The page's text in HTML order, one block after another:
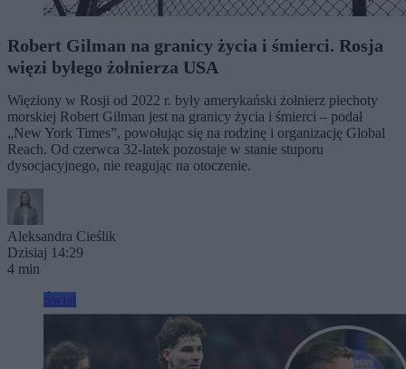
Robert Gilman na granicy życia i śmierci. Rosja
więzi byłego żołnierza USA
Więziony w Rosji od 2022 r. były amerykański żołnierz piechoty
morskiej Robert Gilman jest na granicy życia i śmierci – podał
„New York Times”, powołując się na rodzinę i organizację Global
Reach. Od czerwca 32-latek pozostaje w stanie stuporu
dysocjacyjnego, nie reagując na otoczenie.
Aleksandra Cieślik
Dzisiaj 14:29
4 min